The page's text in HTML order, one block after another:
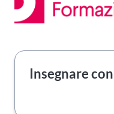
Insegnare